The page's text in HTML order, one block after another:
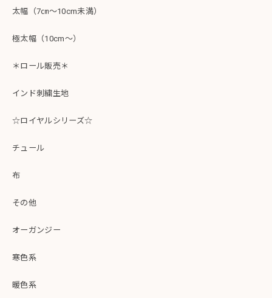
太幅（7㎝～10cm未満）
極太幅（10cm～）
＊ロール販売＊
インド刺繍生地
☆ロイヤルシリーズ☆
チュール
布
その他
オーガンジー
寒色系
暖色系